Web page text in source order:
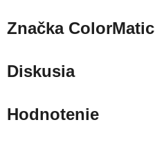
ZnačkaColorMatic
Diskusia
Hodnotenie